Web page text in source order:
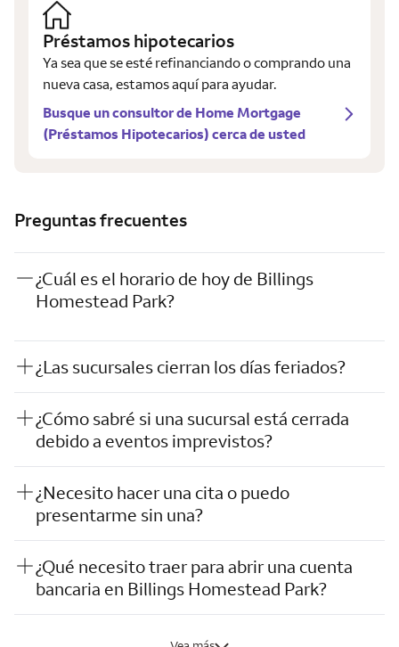
Préstamos hipotecarios
Ya sea que se esté refinanciando o comprando una
nueva casa, estamos aquí para ayudar.
Busque un consultor de Home Mortgage
(Préstamos Hipotecarios) cerca de usted
Preguntas frecuentes
¿Cuál es el horario de hoy de Billings
Homestead Park?
¿Las sucursales cierran los días feriados?
¿Cómo sabré si una sucursal está cerrada
debido a eventos imprevistos?
¿Necesito hacer una cita o puedo
presentarme sin una?
¿Qué necesito traer para abrir una cuenta
bancaria en Billings Homestead Park?